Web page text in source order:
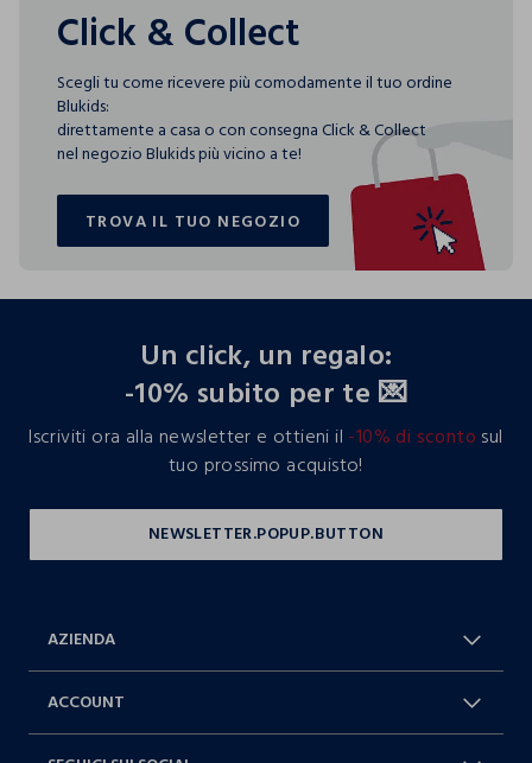
Click & Collect
Scegli tu come ricevere più comodamente il tuo ordine
Blukids:
direttamente a casa o con consegna Click & Collect
nel negozio Blukids più vicino a te!
TROVA IL TUO NEGOZIO
TROVA IL TUO NEGOZIO
Un click, un regalo:
-10% subito per te 💌
Iscriviti ora alla newsletter e ottieni il -10% di sconto sul
tuo prossimo acquisto!
AZIENDA
ACCOUNT